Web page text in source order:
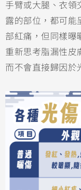
手臂或大腿、衣領
露的部位，都可能
部紅痛，但同樣曝
重新思考脂漏性皮
而不會直接歸因於